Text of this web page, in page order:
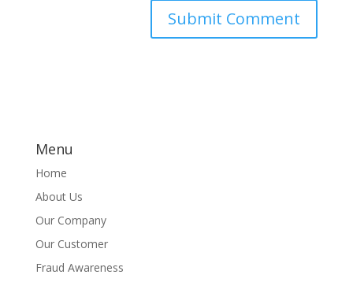
Menu
Home
About Us
Our Company
Our Customer
Fraud Awareness